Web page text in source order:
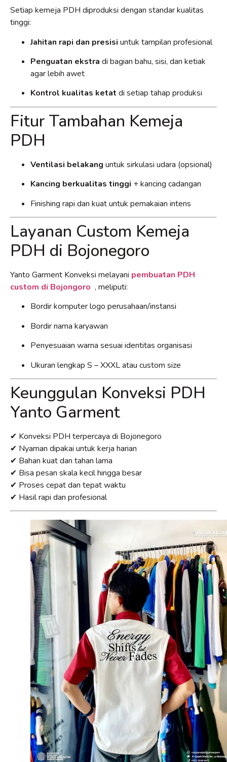
Setiap kemeja PDH diproduksi dengan standar kualitas
tinggi:
Jahitan rapi dan presisi untuk tampilan profesional
Penguatan ekstra di bagian bahu, sisi, dan ketiak
agar lebih awet
Kontrol kualitas ketat di setiap tahap produksi
Fitur Tambahan Kemeja
PDH
Ventilasi belakang untuk sirkulasi udara (opsional)
Kancing berkualitas tinggi + kancing cadangan
Finishing rapi dan kuat untuk pemakaian intens
Layanan Custom Kemeja
PDH di Bojonegoro
Yanto Garment Konveksi melayani pembuatan PDH
custom di Bojongoro , meliputi:
Bordir komputer logo perusahaan/instansi
Bordir nama karyawan
Penyesuaian warna sesuai identitas organisasi
Ukuran lengkap S – XXXL atau custom size
Keunggulan Konveksi PDH
Yanto Garment
✔ Konveksi PDH terpercaya di Bojonegoro
✔ Nyaman dipakai untuk kerja harian
✔ Bahan kuat dan tahan lama
✔ Bisa pesan skala kecil hingga besar
✔ Proses cepat dan tepat waktu
✔ Hasil rapi dan profesional